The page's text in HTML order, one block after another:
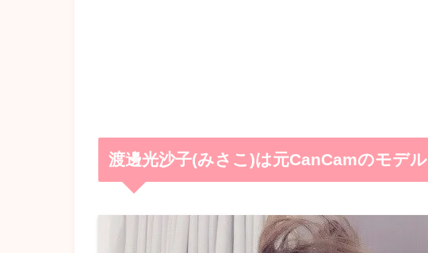
渡邊光沙子(みさこ)は元CanCamのモデル